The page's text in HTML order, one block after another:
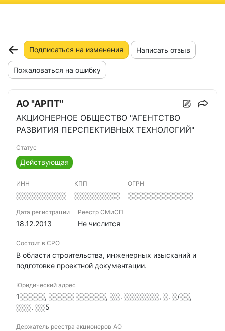
Подписаться на изменения Написать отзыв
Пожаловаться на ошибку
АО "АРПТ"
АКЦИОНЕРНОЕ ОБЩЕСТВО "АГЕНТСТВО
РАЗВИТИЯ ПЕРСПЕКТИВНЫХ ТЕХНОЛОГИЙ"
Статус
Действующая
ИНН
░░░░░░░░░░
КПП
░░░░░░░░░
ОГРН
░░░░░░░░░░░░░
Дата регистрации
18.12.2013
Реестр СМиСП
Не числится
Состоит в СРО
В области строительства, инженерных изысканий и
подготовке проектной документации.
Юридический адрес
1░░░░░, ░░░░░ ░░░░░░, ░░. ░░░░░░░, ░. ░/░░,
░░░. ░░5
Держатель реестра акционеров АО